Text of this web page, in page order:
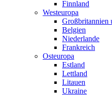
Finnland
Westeuropa
Großbritannien
Belgien
Niederlande
Frankreich
Osteuropa
Estland
Lettland
Litauen
Ukraine